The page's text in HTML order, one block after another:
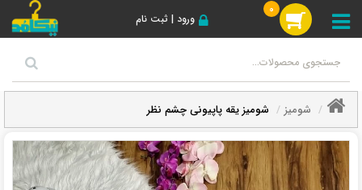
ورود | ثبت نام
0
شومیز شومیز یقه پاپیونی چشم نظر